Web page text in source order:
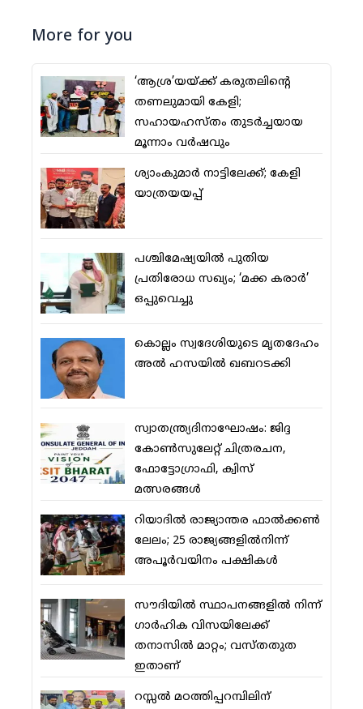
More for you
‘ആശ്ര’യയ്ക്ക് കരുതലിന്റെ
തണലുമായി കേളി;
സഹായഹസ്തം തുടര്‍ച്ചയായ
മൂന്നാം വര്‍ഷവും
ശ്യാംകുമാര്‍ നാട്ടിലേക്ക്; കേളി
യാത്രയയപ്പ്
പശ്ചിമേഷ്യയില്‍ പുതിയ
പ്രതിരോധ സഖ്യം; ‘മക്ക കരാര്‍’
ഒപ്പുവെച്ചു
കൊല്ലം സ്വദേശിയുടെ മൃതദേഹം
അല്‍ ഹസയില്‍ ഖബറടക്കി
സ്വാതന്ത്ര്യദിനാഘോഷം: ജിദ്ദ
കോണ്‍സുലേറ്റ് ചിത്രരചന,
ഫോട്ടോഗ്രാഫി, ക്വിസ്
മത്സരങ്ങള്‍
റിയാദില്‍ രാജ്യാന്തര ഫാല്‍ക്കണ്‍
ലേലം; 25 രാജ്യങ്ങളില്‍നിന്ന്
അപൂര്‍വയിനം പക്ഷികള്‍
സൗദിയില്‍ സ്ഥാപനങ്ങളില്‍ നിന്ന്
ഗാര്‍ഹിക വിസയിലേക്ക്
തനാസില്‍ മാറ്റം; വസ്തതുത
ഇതാണ്
റസ്സല്‍ മഠത്തിപ്പറമ്പിലിന്